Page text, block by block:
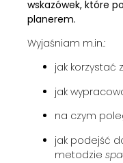
wskazówek, które
planerem.
Wyjaśniam m.in.:
jak korzystać
jak
na czym
jak podejść
metodzie